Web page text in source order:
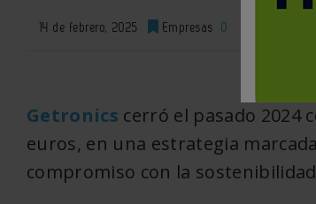
14 de febrero, 2025 Empresas 0
Getronics cerró el pasado 2024
euros, en una estrategia
compromiso con la